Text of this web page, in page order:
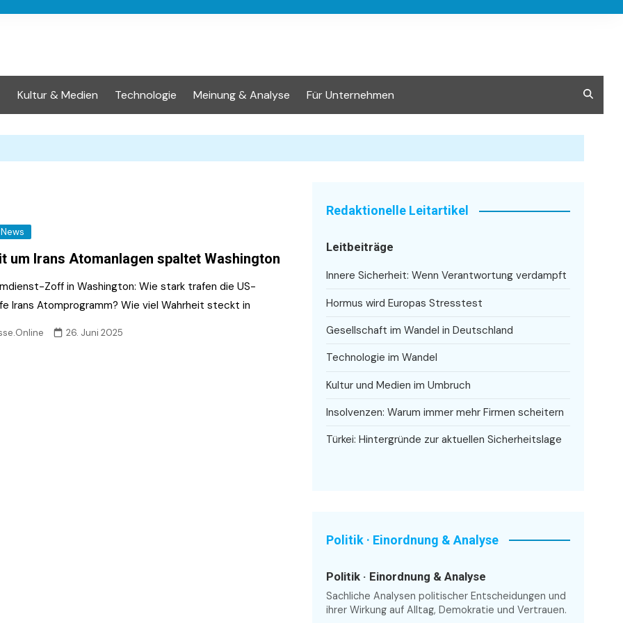
Kultur & Medien Technologie Meinung & Analyse Für Unternehmen
News
um Irans Atomanlagen spaltet Washington
Zoff in Washington: Wie stark trafen die US-
Irans Atomprogramm? Wie viel Wahrheit steckt in
26. Juni 2025
Redaktionelle Leitartikel
Leitbeiträge
Innere Sicherheit: Wenn Verantwortung verdampft
Hormus wird Europas Stresstest
Gesellschaft im Wandel in Deutschland
Technologie im Wandel
Kultur und Medien im Umbruch
Insolvenzen: Warum immer mehr Firmen scheitern
Türkei: Hintergründe zur aktuellen Sicherheitslage
Politik · Einordnung & Analyse
Politik · Einordnung & Analyse
Sachliche Analysen politischer Entscheidungen und
ihrer Wirkung auf Alltag, Demokratie und Vertrauen.